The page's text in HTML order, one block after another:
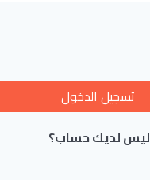
تسجيل الدخول
ليس لديك حساب؟